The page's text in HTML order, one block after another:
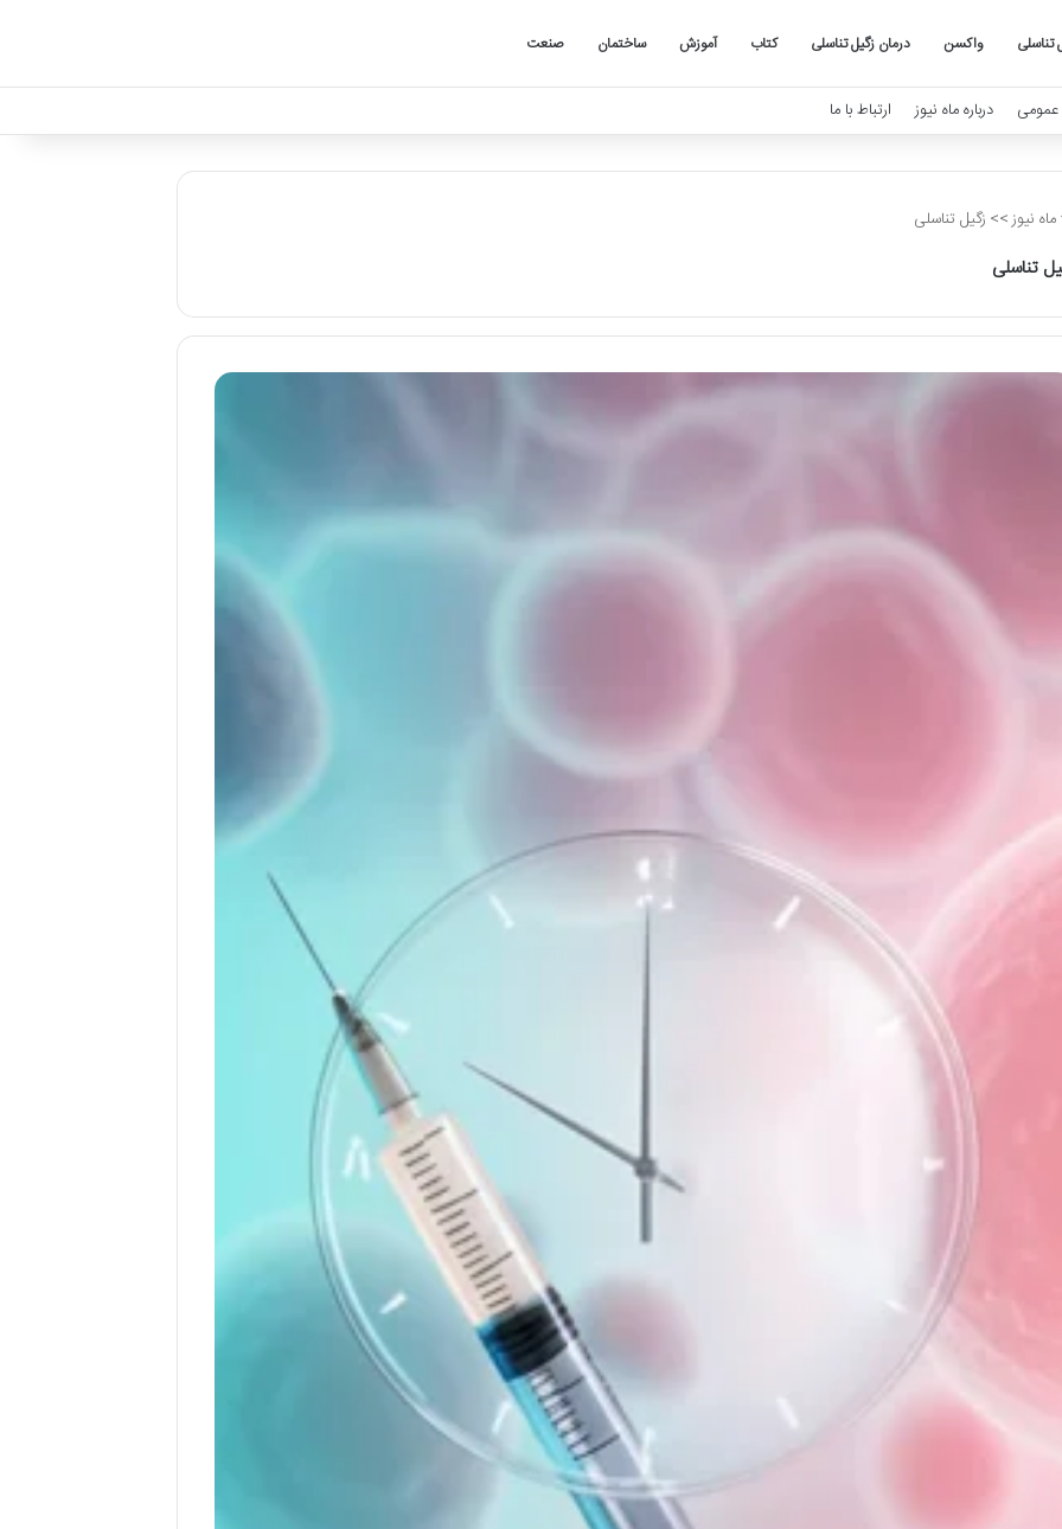
تناسلی واکسن درمان زگیل تناسلی کتاب آموزش ساختمان صنعت
عمومی درباره ماه نیوز ارتباط با ما
ماه نیوز>> زگیل تناسلی
تناسلی